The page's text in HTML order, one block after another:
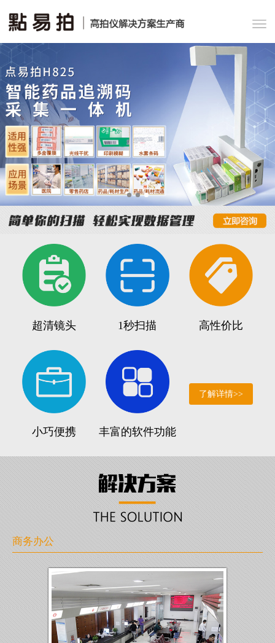
超清镜头 1秒扫描 高性价比
小巧便携 丰富的软件功能
了解详情>>
商务办公